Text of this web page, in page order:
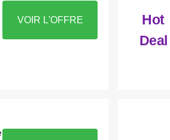
VOIR L'OFFRE
Hot
Deal